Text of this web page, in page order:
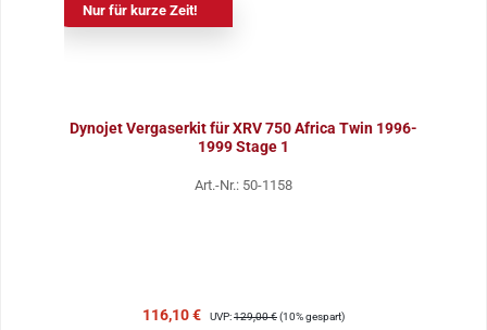
Nur für kurze Zeit!
Dynojet Vergaserkit für XRV 750 Africa Twin 1996-
1999 Stage 1
Art.-Nr.: 50-1158
Verkaufspreis:
116,10 € Regulärer Preis:
UVP:129,00 €(10% gespart)